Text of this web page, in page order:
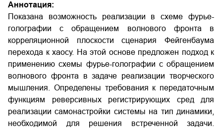
Аннотация:
Показана возможность реализации в схеме фурье-
голографии с обращением волнового фронта в
корреляционной плоскости сценария Фейгенбаума
перехода к хаосу. На этой основе предложен подход к
применению схемы фурье-голографии с обращением
волнового фронта в задаче реализации творческого
мышления. Определены требования к передаточным
функциям реверсивных регистрирующих сред для
реализации самонастройки системы на тип динамики,
необходимой для решения встреченной задачи.